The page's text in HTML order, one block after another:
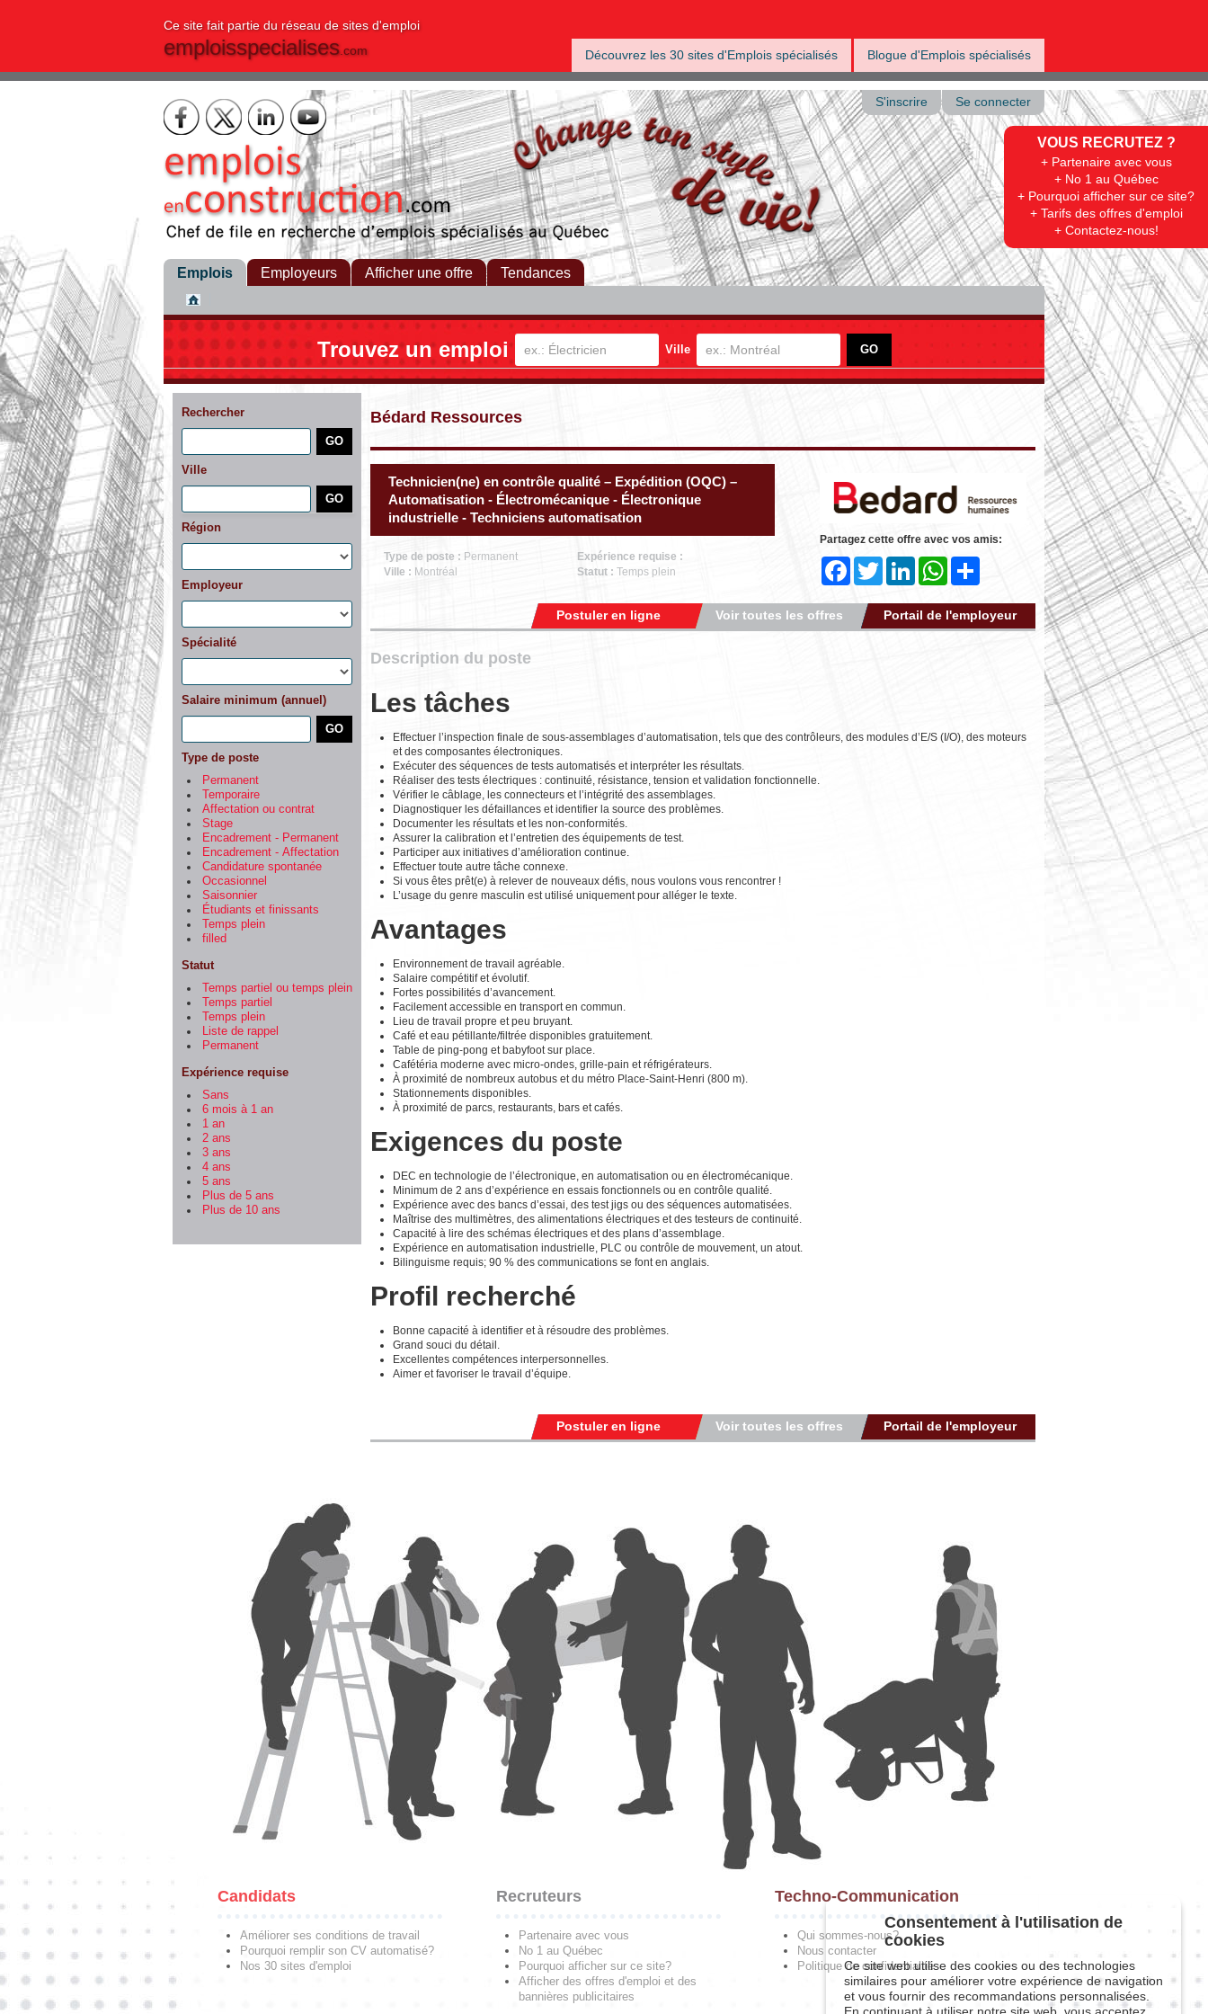
Ce site fait partie du réseau de sites d'emploi
emploisspecialises.com Découvrez les 30 sites d'Emplois spécialisés Blogue d'Emplois spécialisés
VOUS RECRUTEZ ?
+ Partenaire avec vous
+ No 1 au Québec
+ Pourquoi afficher sur ce site?
+ Tarifs des offres d'emploi
+ Contactez-nous!
S'inscrire Se connecter
Emplois Employeurs Afficher une offre Tendances
Trouvez un emploi Ville
Rechercher
Ville
Région
Employeur
Spécialité
Salaire minimum (annuel)
Type de poste
Permanent
Temporaire
Affectation ou contrat
Stage
Encadrement - Permanent
Encadrement - Affectation
Candidature spontanée
Occasionnel
Saisonnier
Étudiants et finissants
Temps plein
filled
Statut
Temps partiel ou temps plein
Temps partiel
Temps plein
Liste de rappel
Permanent
Expérience requise
Sans
6 mois à 1 an
1 an
2 ans
3 ans
4 ans
5 ans
Plus de 5 ans
Plus de 10 ans
Bédard Ressources
Technicien(ne) en contrôle qualité – Expédition (OQC) –
Automatisation - Électromécanique - Électronique
industrielle - Techniciens automatisation
Type de poste : Permanent
Ville : Montréal
Expérience requise :
Statut : Temps plein
Partagez cette offre avec vos amis:
FacebookTwitter LinkedInWhatsApp
Portail de l'employeur
Voir toutes les offres
Postuler en ligne
Description du poste
Les tâches
Effectuer l’inspection finale de sous-assemblages d’automatisation, tels que des contrôleurs, des modules d’E/S (I/O), des moteurs
et des composantes électroniques.
Exécuter des séquences de tests automatisés et interpréter les résultats.
Réaliser des tests électriques : continuité, résistance, tension et validation fonctionnelle.
Vérifier le câblage, les connecteurs et l’intégrité des assemblages.
Diagnostiquer les défaillances et identifier la source des problèmes.
Documenter les résultats et les non-conformités.
Assurer la calibration et l’entretien des équipements de test.
Participer aux initiatives d’amélioration continue.
Effectuer toute autre tâche connexe.
Si vous êtes prêt(e) à relever de nouveaux défis, nous voulons vous rencontrer !
L’usage du genre masculin est utilisé uniquement pour alléger le texte.
Avantages
Environnement de travail agréable.
Salaire compétitif et évolutif.
Fortes possibilités d’avancement.
Facilement accessible en transport en commun.
Lieu de travail propre et peu bruyant.
Café et eau pétillante/filtrée disponibles gratuitement.
Table de ping-pong et babyfoot sur place.
Cafétéria moderne avec micro-ondes, grille-pain et réfrigérateurs.
À proximité de nombreux autobus et du métro Place-Saint-Henri (800 m).
Stationnements disponibles.
À proximité de parcs, restaurants, bars et cafés.
Exigences du poste
DEC en technologie de l’électronique, en automatisation ou en électromécanique.
Minimum de 2 ans d’expérience en essais fonctionnels ou en contrôle qualité.
Expérience avec des bancs d’essai, des test jigs ou des séquences automatisées.
Maîtrise des multimètres, des alimentations électriques et des testeurs de continuité.
Capacité à lire des schémas électriques et des plans d’assemblage.
Expérience en automatisation industrielle, PLC ou contrôle de mouvement, un atout.
Bilinguisme requis; 90 % des communications se font en anglais.
Profil recherché
Bonne capacité à identifier et à résoudre des problèmes.
Grand souci du détail.
Excellentes compétences interpersonnelles.
Aimer et favoriser le travail d’équipe.
Portail de l'employeur
Voir toutes les offres
Postuler en ligne
Candidats
Améliorer ses conditions de travail
Pourquoi remplir son CV automatisé?
Nos 30 sites d'emploi
Recruteurs
Partenaire avec vous
No 1 au Québec
Pourquoi afficher sur ce site?
Afficher des offres d'emploi et des
bannières publicitaires
Techno-Communication
Qui sommes-nous?
Nous contacter
Politique de confidentialité
Consentement à l'utilisation de
cookies
Ce site web utilise des cookies ou des technologies
similaires pour améliorer votre expérience de navigation
et vous fournir des recommandations personnalisées.